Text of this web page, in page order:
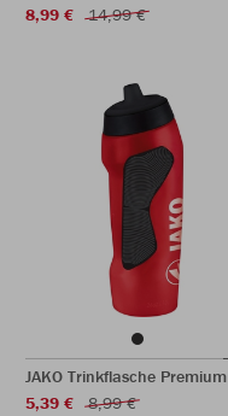
8,99 €
14,99 €
JAKO Trinkflasche Premium
5,39 €
8,99 €